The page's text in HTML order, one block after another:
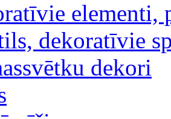
elementi,
dekoratīvie
dekori